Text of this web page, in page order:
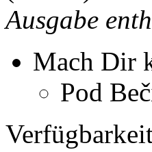
Ausgabe
Mach Dir
Pod